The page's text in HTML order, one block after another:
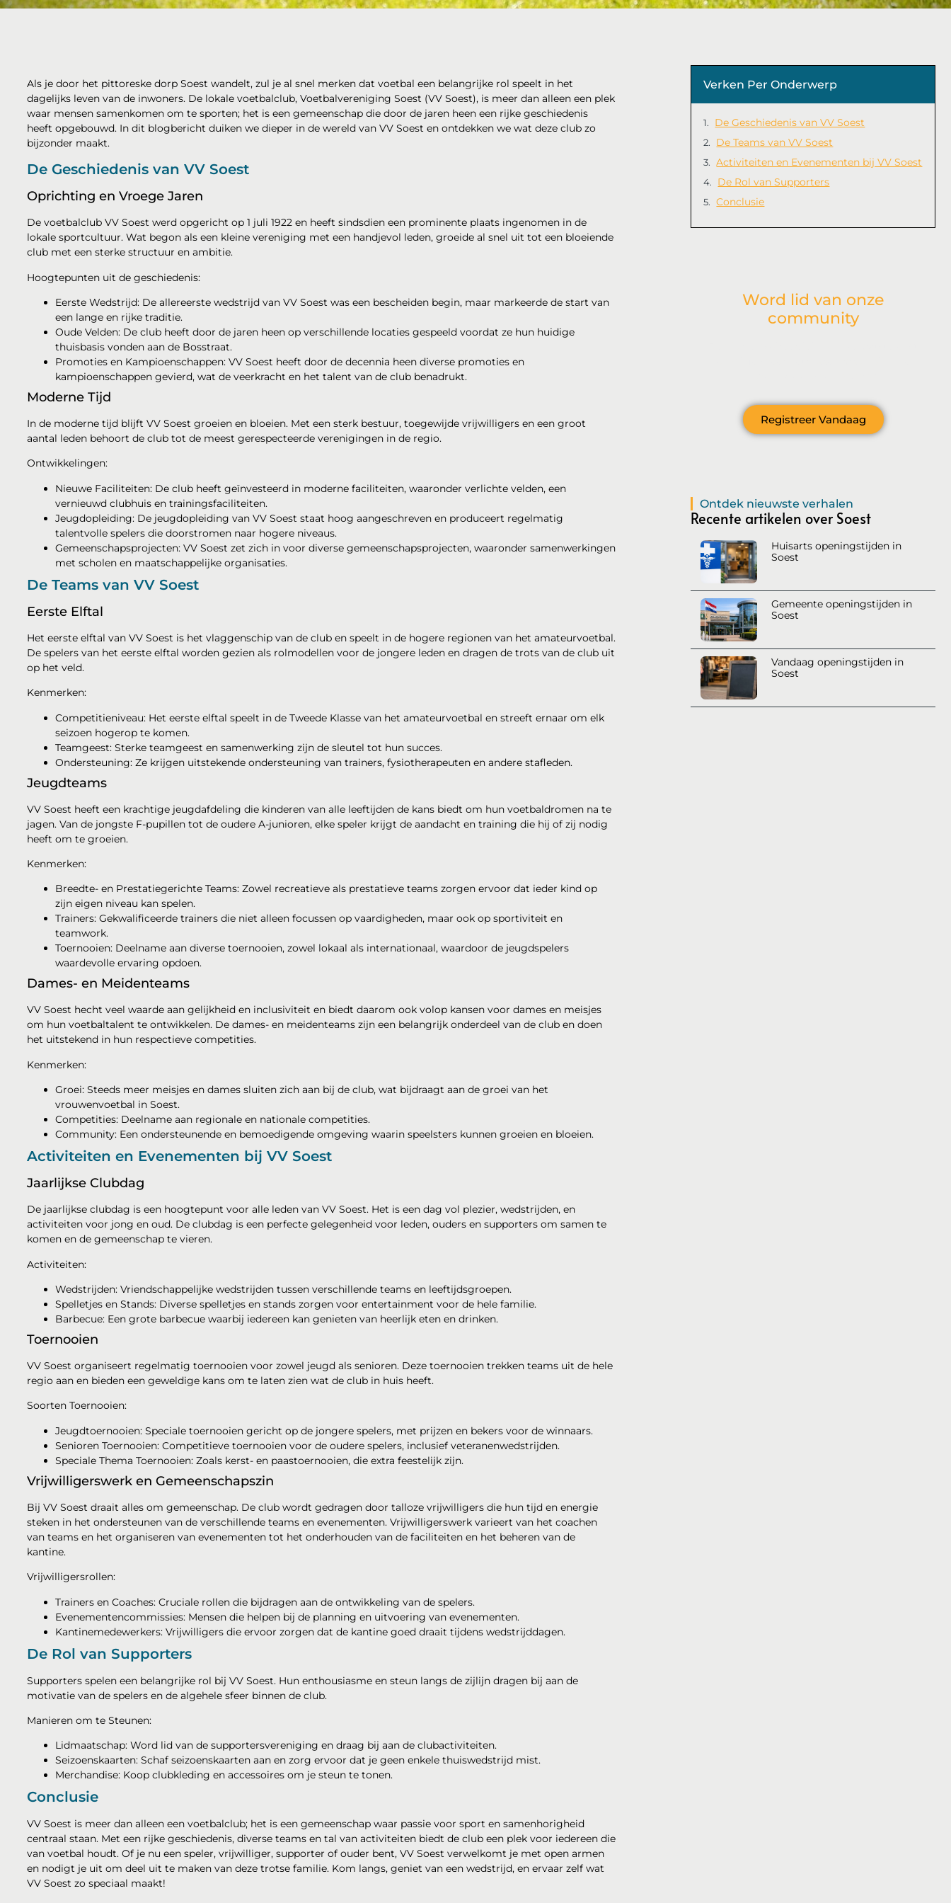
Als je door het pittoreske dorp Soest wandelt, zul je al snel merken dat voetbal een belangrijke rol speelt in het
dagelijks leven van de inwoners. De lokale voetbalclub, Voetbalvereniging Soest (VV Soest), is meer dan alleen een plek
waar mensen samenkomen om te sporten; het is een gemeenschap die door de jaren heen een rijke geschiedenis
heeft opgebouwd. In dit blogbericht duiken we dieper in de wereld van VV Soest en ontdekken we wat deze club zo
bijzonder maakt.
De Geschiedenis van VV Soest
Oprichting en Vroege Jaren
De voetbalclub VV Soest werd opgericht op 1 juli 1922 en heeft sindsdien een prominente plaats ingenomen in de
lokale sportcultuur. Wat begon als een kleine vereniging met een handjevol leden, groeide al snel uit tot een bloeiende
club met een sterke structuur en ambitie.
Hoogtepunten uit de geschiedenis:
Eerste Wedstrijd: De allereerste wedstrijd van VV Soest was een bescheiden begin, maar markeerde de start van
een lange en rijke traditie.
Oude Velden: De club heeft door de jaren heen op verschillende locaties gespeeld voordat ze hun huidige
thuisbasis vonden aan de Bosstraat.
Promoties en Kampioenschappen: VV Soest heeft door de decennia heen diverse promoties en
kampioenschappen gevierd, wat de veerkracht en het talent van de club benadrukt.
Moderne Tijd
In de moderne tijd blijft VV Soest groeien en bloeien. Met een sterk bestuur, toegewijde vrijwilligers en een groot
aantal leden behoort de club tot de meest gerespecteerde verenigingen in de regio.
Ontwikkelingen:
Nieuwe Faciliteiten: De club heeft geïnvesteerd in moderne faciliteiten, waaronder verlichte velden, een
vernieuwd clubhuis en trainingsfaciliteiten.
Jeugdopleiding: De jeugdopleiding van VV Soest staat hoog aangeschreven en produceert regelmatig
talentvolle spelers die doorstromen naar hogere niveaus.
Gemeenschapsprojecten: VV Soest zet zich in voor diverse gemeenschapsprojecten, waaronder samenwerkingen
met scholen en maatschappelijke organisaties.
De Teams van VV Soest
Eerste Elftal
Het eerste elftal van VV Soest is het vlaggenschip van de club en speelt in de hogere regionen van het amateurvoetbal.
De spelers van het eerste elftal worden gezien als rolmodellen voor de jongere leden en dragen de trots van de club uit
op het veld.
Kenmerken:
Competitieniveau: Het eerste elftal speelt in de Tweede Klasse van het amateurvoetbal en streeft ernaar om elk
seizoen hogerop te komen.
Teamgeest: Sterke teamgeest en samenwerking zijn de sleutel tot hun succes.
Ondersteuning: Ze krijgen uitstekende ondersteuning van trainers, fysiotherapeuten en andere stafleden.
Jeugdteams
VV Soest heeft een krachtige jeugdafdeling die kinderen van alle leeftijden de kans biedt om hun voetbaldromen na te
jagen. Van de jongste F-pupillen tot de oudere A-junioren, elke speler krijgt de aandacht en training die hij of zij nodig
heeft om te groeien.
Kenmerken:
Breedte- en Prestatiegerichte Teams: Zowel recreatieve als prestatieve teams zorgen ervoor dat ieder kind op
zijn eigen niveau kan spelen.
Trainers: Gekwalificeerde trainers die niet alleen focussen op vaardigheden, maar ook op sportiviteit en
teamwork.
Toernooien: Deelname aan diverse toernooien, zowel lokaal als internationaal, waardoor de jeugdspelers
waardevolle ervaring opdoen.
Dames- en Meidenteams
VV Soest hecht veel waarde aan gelijkheid en inclusiviteit en biedt daarom ook volop kansen voor dames en meisjes
om hun voetbaltalent te ontwikkelen. De dames- en meidenteams zijn een belangrijk onderdeel van de club en doen
het uitstekend in hun respectieve competities.
Kenmerken:
Groei: Steeds meer meisjes en dames sluiten zich aan bij de club, wat bijdraagt aan de groei van het
vrouwenvoetbal in Soest.
Competities: Deelname aan regionale en nationale competities.
Community: Een ondersteunende en bemoedigende omgeving waarin speelsters kunnen groeien en bloeien.
Activiteiten en Evenementen bij VV Soest
Jaarlijkse Clubdag
De jaarlijkse clubdag is een hoogtepunt voor alle leden van VV Soest. Het is een dag vol plezier, wedstrijden, en
activiteiten voor jong en oud. De clubdag is een perfecte gelegenheid voor leden, ouders en supporters om samen te
komen en de gemeenschap te vieren.
Activiteiten:
Wedstrijden: Vriendschappelijke wedstrijden tussen verschillende teams en leeftijdsgroepen.
Spelletjes en Stands: Diverse spelletjes en stands zorgen voor entertainment voor de hele familie.
Barbecue: Een grote barbecue waarbij iedereen kan genieten van heerlijk eten en drinken.
Toernooien
VV Soest organiseert regelmatig toernooien voor zowel jeugd als senioren. Deze toernooien trekken teams uit de hele
regio aan en bieden een geweldige kans om te laten zien wat de club in huis heeft.
Soorten Toernooien:
Jeugdtoernooien: Speciale toernooien gericht op de jongere spelers, met prijzen en bekers voor de winnaars.
Senioren Toernooien: Competitieve toernooien voor de oudere spelers, inclusief veteranenwedstrijden.
Speciale Thema Toernooien: Zoals kerst- en paastoernooien, die extra feestelijk zijn.
Vrijwilligerswerk en Gemeenschapszin
Bij VV Soest draait alles om gemeenschap. De club wordt gedragen door talloze vrijwilligers die hun tijd en energie
steken in het ondersteunen van de verschillende teams en evenementen. Vrijwilligerswerk varieert van het coachen
van teams en het organiseren van evenementen tot het onderhouden van de faciliteiten en het beheren van de
kantine.
Vrijwilligersrollen:
Trainers en Coaches: Cruciale rollen die bijdragen aan de ontwikkeling van de spelers.
Evenementencommissies: Mensen die helpen bij de planning en uitvoering van evenementen.
Kantinemedewerkers: Vrijwilligers die ervoor zorgen dat de kantine goed draait tijdens wedstrijddagen.
De Rol van Supporters
Supporters spelen een belangrijke rol bij VV Soest. Hun enthousiasme en steun langs de zijlijn dragen bij aan de
motivatie van de spelers en de algehele sfeer binnen de club.
Manieren om te Steunen:
Lidmaatschap: Word lid van de supportersvereniging en draag bij aan de clubactiviteiten.
Seizoenskaarten: Schaf seizoenskaarten aan en zorg ervoor dat je geen enkele thuiswedstrijd mist.
Merchandise: Koop clubkleding en accessoires om je steun te tonen.
Conclusie
VV Soest is meer dan alleen een voetbalclub; het is een gemeenschap waar passie voor sport en samenhorigheid
centraal staan. Met een rijke geschiedenis, diverse teams en tal van activiteiten biedt de club een plek voor iedereen die
van voetbal houdt. Of je nu een speler, vrijwilliger, supporter of ouder bent, VV Soest verwelkomt je met open armen
en nodigt je uit om deel uit te maken van deze trotse familie. Kom langs, geniet van een wedstrijd, en ervaar zelf wat
VV Soest zo speciaal maakt!
Verken Per Onderwerp
De Geschiedenis van VV Soest
De Teams van VV Soest
Activiteiten en Evenementen bij VV Soest
De Rol van Supporters
Conclusie
Word lid van onze
community
Registreer Vandaag
Ontdek nieuwste verhalen
Recente artikelen over Soest
Huisarts openingstijden in
Soest
Gemeente openingstijden in
Soest
Vandaag openingstijden in
Soest